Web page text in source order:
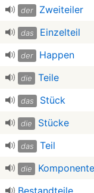
der Zweiteiler
das Einzelteil
der Happen
die Teile
das Stück
die Stücke
das Teil
die Komponente
Bestandteile